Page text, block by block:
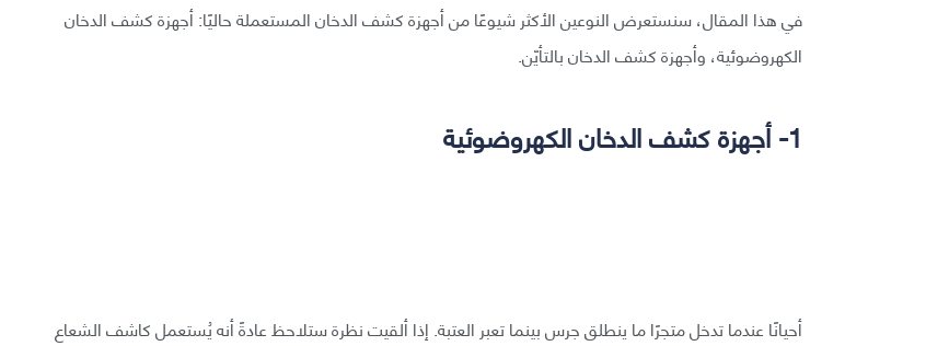
في هذا المقال، سنستعرض النوعين الأكثر شيوعًا من أجهزة كشف الدخان المستعملة حاليًا: أجهزة كشف الدخان
الكهروضوئية، وأجهزة كشف الدخان بالتأيّن.
1- أجهزة كشف الدخان الكهروضوئية
أحيانًا عندما تدخل متجرًا ما ينطلق جرس بينما تعبر العتبة. إذا ألقيت نظرة ستلاحظ عادةً أنه يُستعمل كاشف الشعاع